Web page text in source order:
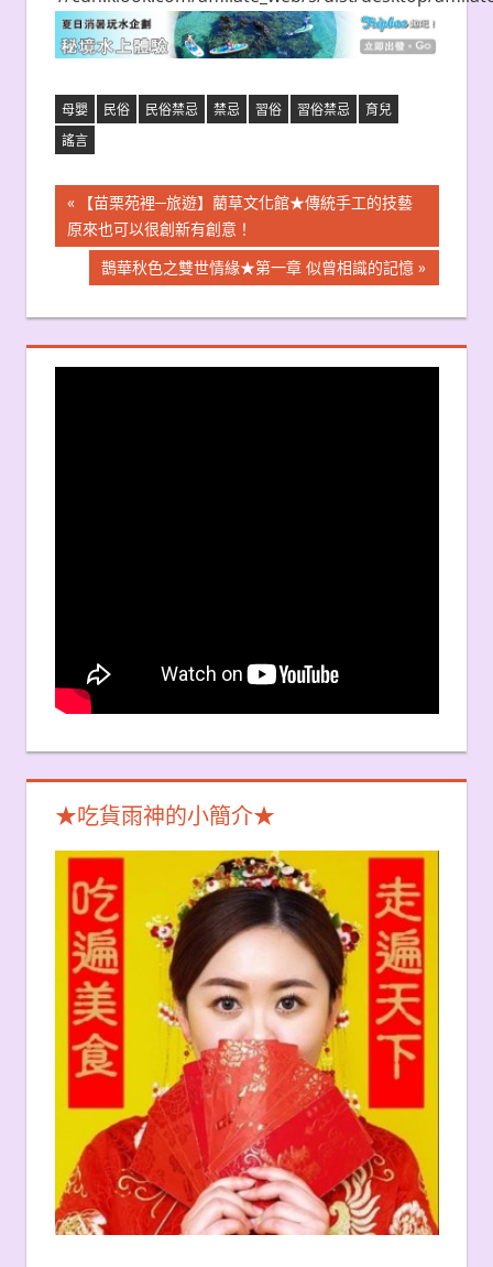
母嬰 民俗 民俗禁忌 禁忌 習俗 習俗禁忌
育兒
謠言
文
章
覽
Previous
Post:
【苗栗苑裡─旅遊】藺草文化館★傳統手工的技藝
原來也可以很創新有創意！
Next
Post:
鵲華秋色之雙世情緣★第一章 似曾相識的記憶
★吃貨雨神的小簡介★